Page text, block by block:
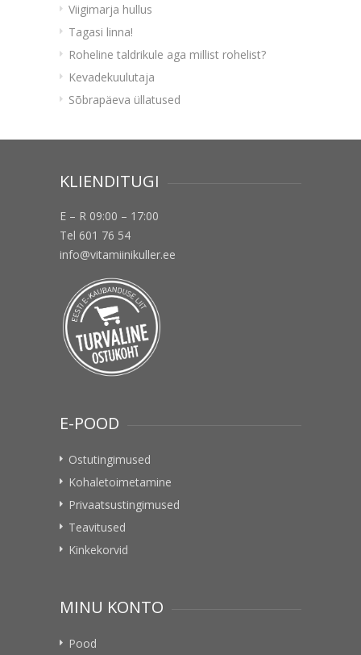
Viigimarja hullus
Tagasi linna!
Roheline taldrikule aga millist rohelist?
Kevadekuulutaja
Sõbrapäeva üllatused
KLIENDITUGI
E – R 09:00 – 17:00
Tel 601 76 54
info@vitamiinikuller.ee
E-POOD
Ostutingimused
Kohaletoimetamine
Privaatsustingimused
Teavitused
Kinkekorvid
MINU KONTO
Pood